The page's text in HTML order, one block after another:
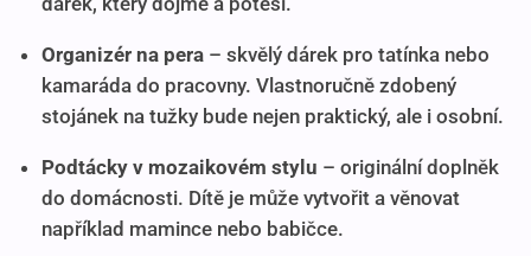
Organizér na pera – skvělý dárek pro tatínka nebo
kamaráda do pracovny. Vlastnoručně zdobený
stojánek na tužky bude nejen praktický, ale i osobní.
Podtácky v mozaikovém stylu – originální doplněk
do domácnosti. Dítě je může vytvořit a věnovat
například mamince nebo babičce.